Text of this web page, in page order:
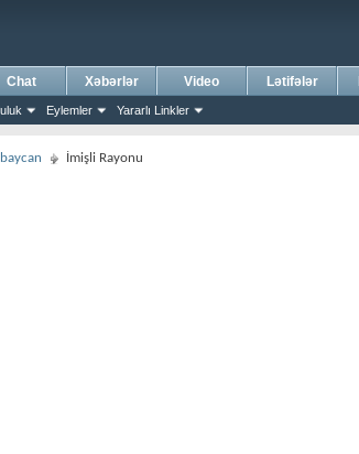
Eylemler Yararlı Linkler
Chat Xəbərlər Video Lətifələr
İmişli Rayonu